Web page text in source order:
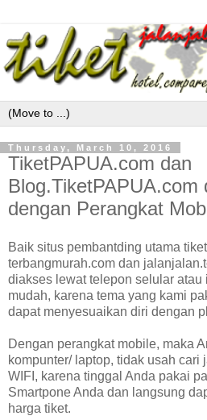
Thursday, March 10, 2016
TiketPAPUA.com dan
Blog.TiketPAPUA.com
dengan Perangkat
Baik situs pembantding utama
terbangmurah.com dan
diakses lewat telepon selular atau
mudah, karena tema yang kami
dapat menyesuaikan diri dengan
Dengan perangkat mobile, maka
kompunter/ laptop, tidak usah cari
WIFI, karena tinggal Anda pakai
Smartpone Anda dan langsung
harga tiket.